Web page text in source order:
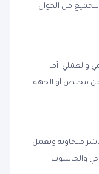
من الجوال
والعملي. أما
من مختص أو الجهة
- 170+ عملة مباشر متجاوبة وتعمل
والحاسوب.